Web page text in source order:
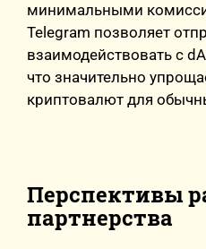
минимальными
Telegram позволяет
взаимодействовать с
что значительно
криптовалют для
Перспективы
партнерства